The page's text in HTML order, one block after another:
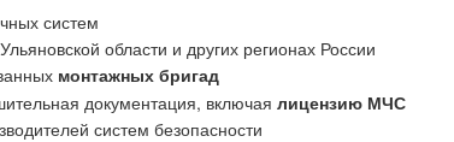
систем
области и других регионах России
монтажных бригад
документация, включая лицензию МЧС
систем безопасности